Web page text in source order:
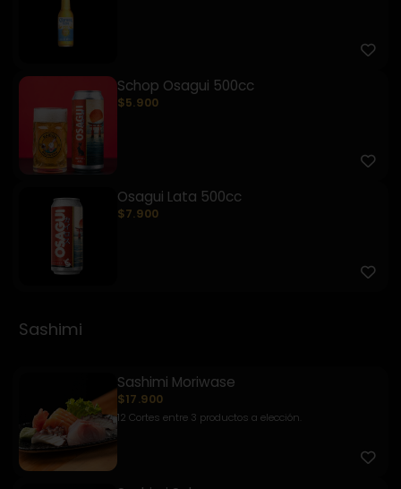
Schop Osagui 500cc
$5.900
Osagui Lata 500cc
$7.900
Sashimi
Sashimi Moriwase
$17.900
12 Cortes entre 3 productos a elección.